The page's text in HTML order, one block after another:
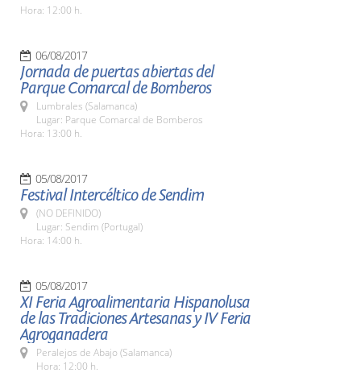
Hora: 12:00 h.
06/08/2017
Jornada de puertas abiertas del
Parque Comarcal de Bomberos
Lumbrales (Salamanca)
Lugar: Parque Comarcal de Bomberos
Hora: 13:00 h.
05/08/2017
Festival Intercéltico de Sendim
(NO DEFINIDO)
Lugar: Sendim (Portugal)
Hora: 14:00 h.
05/08/2017
XI Feria Agroalimentaria Hispanolusa
de las Tradiciones Artesanas y IV Feria
Agroganadera
Peralejos de Abajo (Salamanca)
Hora: 12:00 h.